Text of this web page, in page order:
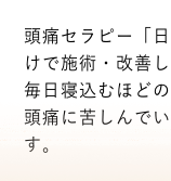
頭痛セラピー「
けで施術・改善
毎日寝込むほど
頭痛に苦しんで
す。